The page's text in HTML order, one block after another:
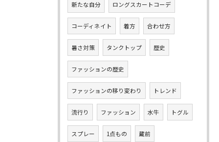
新たな自分 ロングスカートコーデ
コーディネイト 着方 合わせ方
暑さ対策 タンクトップ 歴史
ファッションの歴史
ファッションの移り変わり トレンド
流行り ファッション 水牛 トグル
スプレー 1点もの 蔵前